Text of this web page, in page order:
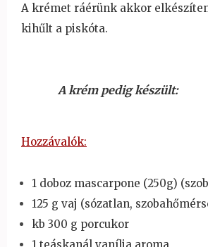
A krémet ráérünk akkor
kihűlt a piskóta.
A krém pedig készült:
Hozzávalók:
1 doboz mascarpone (250g)
125 g vaj (sózatlan,
kb 300 g porcukor
1 teáskanál vanília aroma